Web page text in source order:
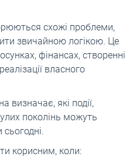
схожі проблеми,
звичайною логікою. Це
фінансах, створенні
власного
визначає, які події,
поколінь можуть
корисним, коли: